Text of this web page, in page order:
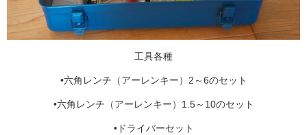
工具各種
•六角レンチ（アーレンキー）2～6のセット
•六角レンチ（アーレンキー）1.5～10のセット
•ドライバーセット